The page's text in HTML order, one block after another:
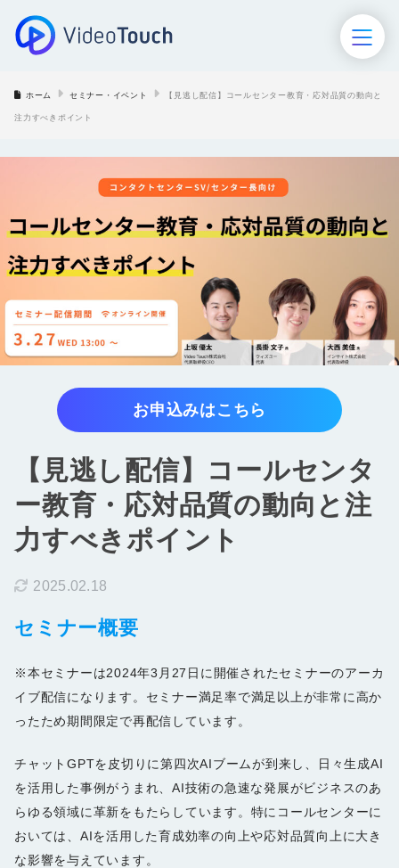
AIロープレ
AIモニタリング
セミナー･イベント
導入事例
お役立ち資料
お問い合わせ
資料をダウンロード
ホーム セミナー・イベント 【見逃し配信】コールセンター教育・応対品質の動向と
注力すべきポイント
お申込みはこちら
【見逃し配信】コールセンタ
ー教育・応対品質の動向と注
力すべきポイント
2025.02.18
セミナー概要
※本セミナーは2024年3月27日に開催されたセミナーのアーカ
イブ配信になります。セミナー満足率で満足以上が非常に高か
ったため期間限定で再配信しています。
チャットGPTを皮切りに第四次AIブームが到来し、日々生成AI
を活用した事例がうまれ、AI技術の急速な発展がビジネスのあ
らゆる領域に革新をもたらしています。特にコールセンターに
おいては、AIを活用した育成効率の向上や応対品質向上に大き
な影響を与えています。